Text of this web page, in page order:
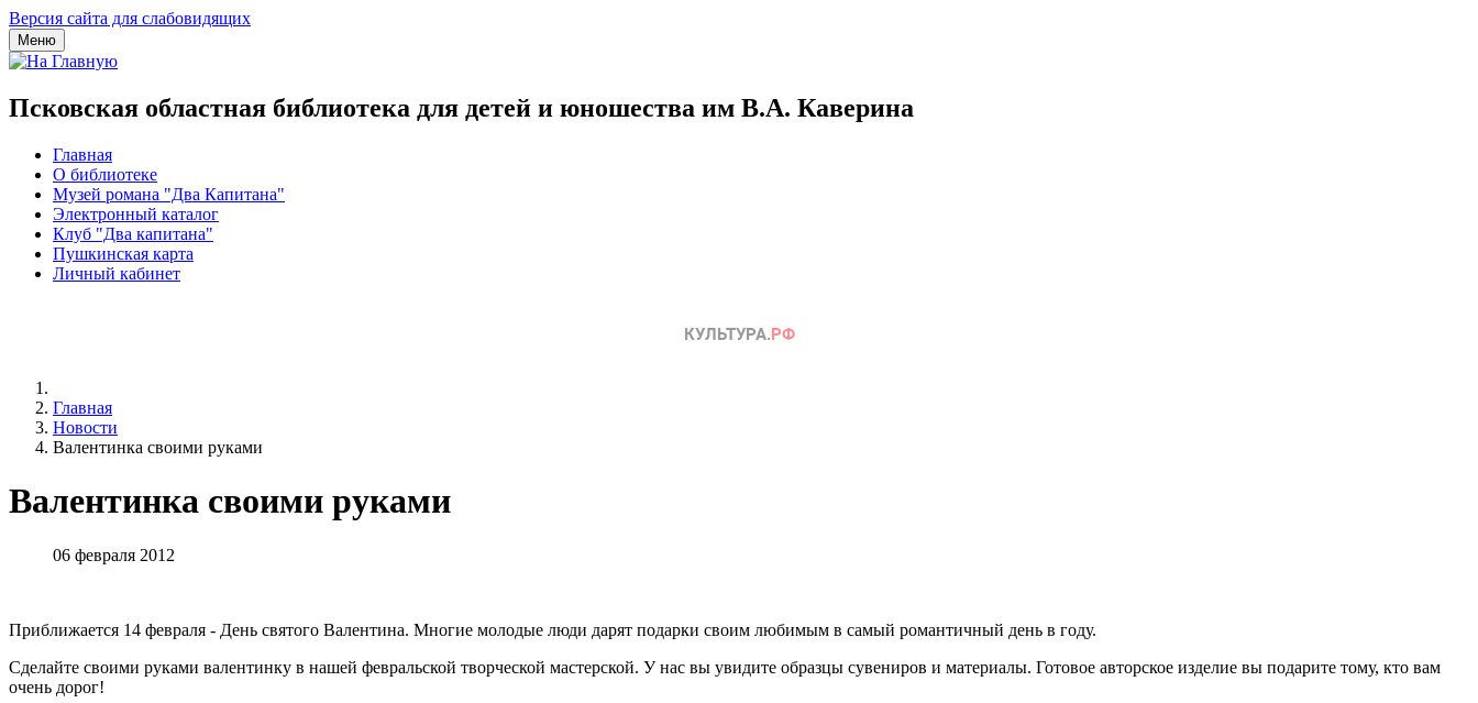
Версия сайта для слабовидящих
Меню
Псковская областная библиотека для детей и юношества им В.А. Каверина
Главная
О библиотеке
Музей романа "Два Капитана"
Электронный каталог
Клуб "Два капитана"
Пушкинская карта
Личный кабинет
Главная
Новости
Валентинка своими руками
Валентинка своими руками
06 февраля 2012
Приближается 14 февраля - День святого Валентина. Многие молодые люди дарят подарки своим любимым в самый романтичный день в году.
Сделайте своими руками валентинку в нашей февральской творческой мастерской. У нас вы увидите образцы сувениров и материалы. Готовое авторское изделие вы подарите тому, кто вам
очень дорог!